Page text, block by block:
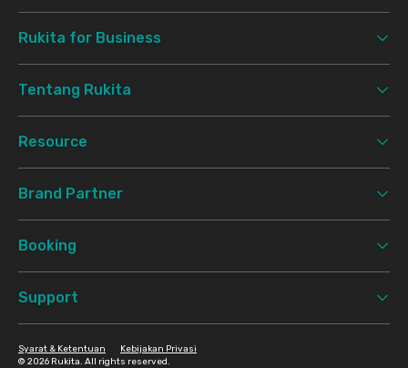
Rukita for Business
Tentang Rukita
Resource
Brand Partner
Booking
Support
© 2026 Rukita. All rights reserved.
Syarat & Ketentuan Kebijakan Privasi